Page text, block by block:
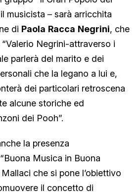
musicista – sarà arricchita
di Paola Racca Negrini, che
Negrini-attraverso i
parlerà del marito e dei
che la legano a lui e,
dei particolari retroscena
alcune storiche ed
dei Pooh”.
la presenza
Musica in Buona
che si pone l’obiettivo
il concetto di